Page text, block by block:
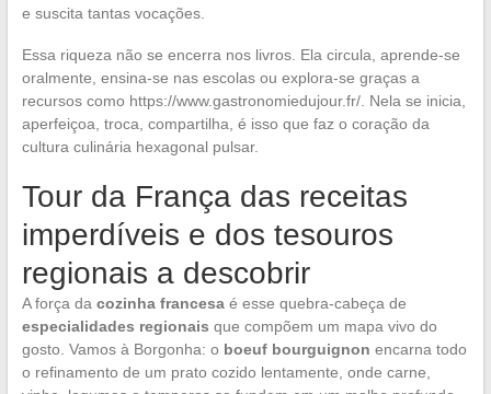
e suscita tantas vocações.
Essa riqueza não se encerra nos livros. Ela circula, aprende-se
oralmente, ensina-se nas escolas ou explora-se graças a
recursos como https://www.gastronomiedujour.fr/. Nela se inicia,
aperfeiçoa, troca, compartilha, é isso que faz o coração da
cultura culinária hexagonal pulsar.
Tour da França das receitas
imperdíveis e dos tesouros
regionais a descobrir
A força da cozinha francesaé esse quebra-cabeça de
especialidades regionais que compõem um mapa vivo do
gosto. Vamos à Borgonha: o boeuf bourguignon encarna todo
o refinamento de um prato cozido lentamente, onde carne,